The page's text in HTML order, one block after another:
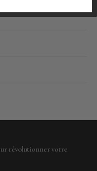
révolutionner votre